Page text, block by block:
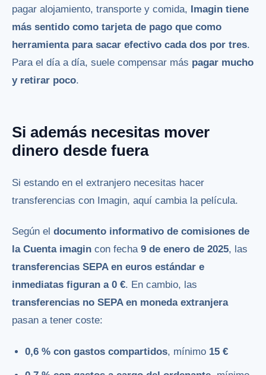
pagar alojamiento, transporte y comida, Imagin tiene
más sentido como tarjeta de pago que como
herramienta para sacar efectivo cada dos por tres.
Para el día a día, suele compensar más pagar mucho
y retirar poco.
Si además necesitas mover
dinero desde fuera
Si estando en el extranjero necesitas hacer
transferencias con Imagin, aquí cambia la película.
Según el documento informativo de comisiones de
la Cuenta imagin con fecha 9 de enero de 2025, las
transferencias SEPA en euros estándar e
inmediatas figuran a 0 €. En cambio, las
transferencias no SEPA en moneda extranjera
pasan a tener coste:
0,6 % con gastos compartidos, mínimo 15 €